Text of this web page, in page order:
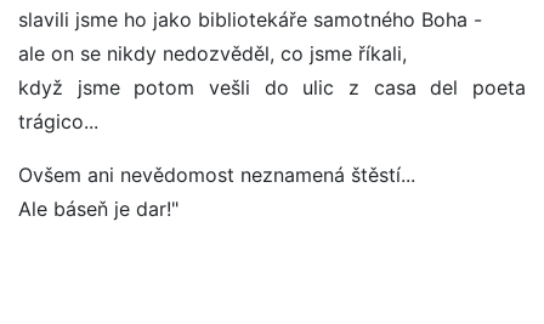
slavili jsme ho jako bibliotekáře samotného Boha -
ale on se nikdy nedozvěděl, co jsme říkali,
když jsme potom vešli do ulic z casa del poeta
trágico...
Ovšem ani nevědomost neznamená štěstí...
Ale báseň je dar!"